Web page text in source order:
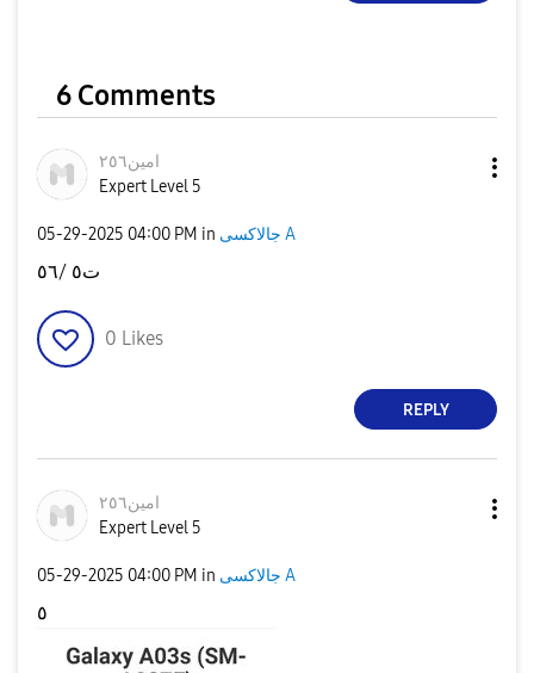
6 Comments
امين٢٥٦
Expert Level 5
‎05-29-2025 04:00 PM in جالاكسى A
ت٥ /٥٦
0 Likes
REPLY
امين٢٥٦
Expert Level 5
‎05-29-2025 04:00 PM in جالاكسى A
٥